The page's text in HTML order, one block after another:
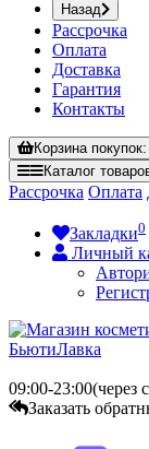
Назад
Рассрочка
Оплата
Доставка
Гарантия
Контакты
Корзинапокупок
Каталог
Рассрочка Оплата
Закладки0
Личный
09:00-23:00(через
Заказать